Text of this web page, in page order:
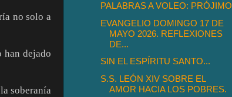
no solo a
han dejado
soberanía
PALABRAS A VOLEO: PRÓJIMO
EVANGELIO DOMINGO 17 DE
MAYO 2026. REFLEXIONES
DE...
SIN EL ESPÍRITU SANTO...
S.S. LEÓN XIV SOBRE EL
AMOR HACIA LOS POBRES.